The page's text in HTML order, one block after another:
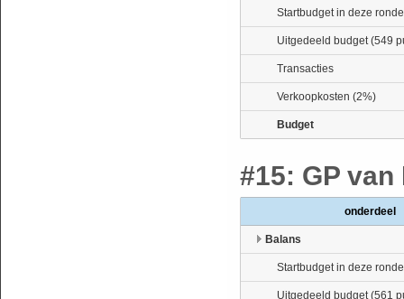
Startbudget in deze ronde
Uitgedeeld budget (549
Transacties
Verkoopkosten (2%)
Budget
#15: GP
onderdeel
Balans
Startbudget in deze ronde
Uitgedeeld budget (561